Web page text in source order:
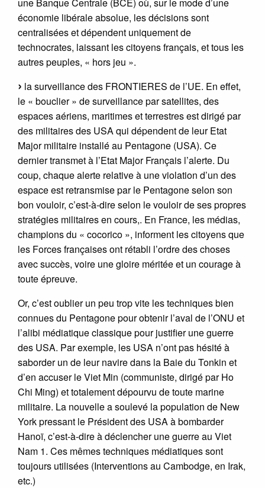
économie libérale absolue, les décisions sont
centralisées et dépendent uniquement de
technocrates, laissant les citoyens français, et tous les
autres peuples, « hors jeu ».
la surveillance des FRONTIERES de l’UE. En effet,
le « bouclier » de surveillance par satellites, des
espaces aériens, maritimes et terrestres est dirigé par
des militaires des USA qui dépendent de leur Etat
Major militaire installé au Pentagone (USA). Ce
dernier transmet à l’Etat Major Français l’alerte. Du
coup, chaque alerte relative à une violation d’un des
espace est retransmise par le Pentagone selon son
bon vouloir, c’est-à-dire selon le vouloir de ses propres
stratégies militaires en cours,. En France, les médias,
champions du « cocorico », informent les citoyens que
les Forces françaises ont rétabli l’ordre des choses
avec succès, voire une gloire méritée et un courage à
toute épreuve.
Or, c’est oublier un peu trop vite les techniques bien
connues du Pentagone pour obtenir l’aval de l’ONU et
l’alibi médiatique classique pour justifier une guerre
des USA. Par exemple, les USA n’ont pas hésité à
saborder un de leur navire dans la Baie du Tonkin et
d’en accuser le Viet Min (communiste, dirigé par Ho
Chi Ming) et totalement dépourvu de toute marine
militaire. La nouvelle a soulevé la population de New
York pressant le Président des USA à bombarder
Hanoï, c’est-à-dire à déclencher une guerre au Viet
Nam 1. Ces mêmes techniques médiatiques sont
toujours utilisées (Interventions au Cambodge, en Irak,
etc.)